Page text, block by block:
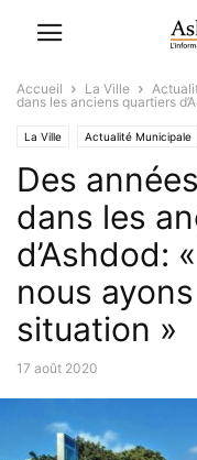
Accueil La Ville
dans les anciens quartiers
La Ville Actualité Municipale
Des
dans les
d’Ashdod:
nous
situation »
17 août 2020